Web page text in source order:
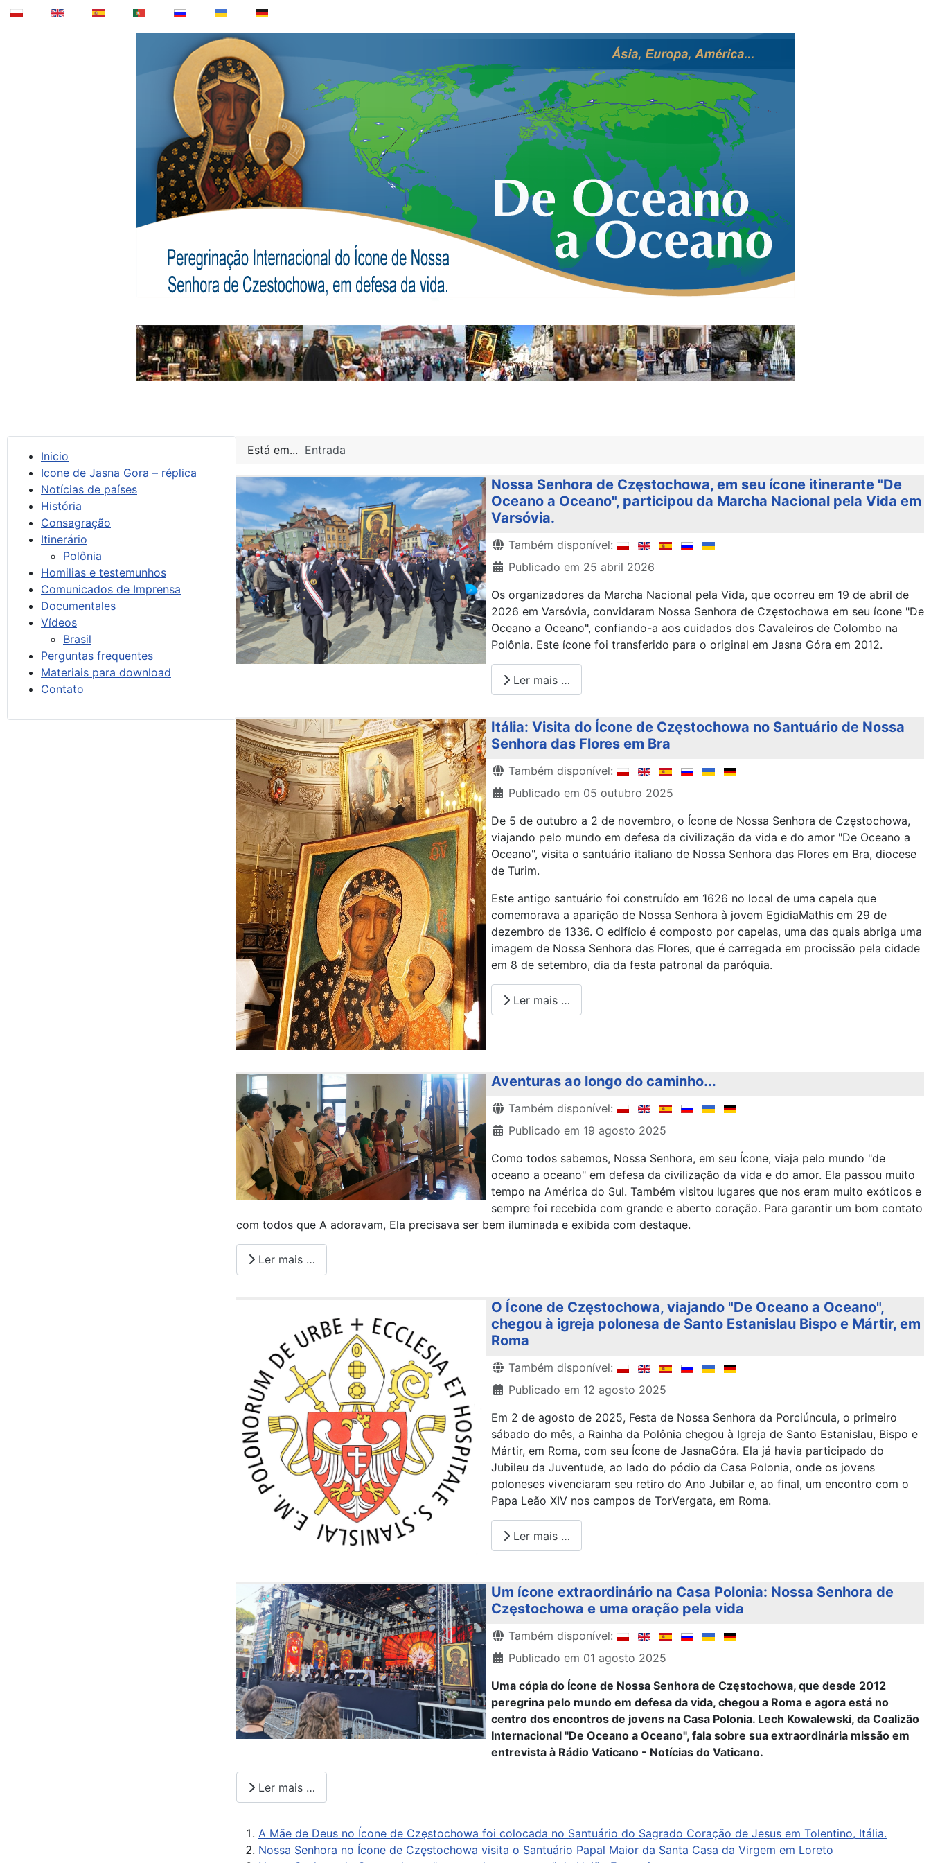
Inicio
Icone de Jasna Gora – réplica
Notícias de países
História
Consagração
Itinerário
Polônia
Homilias e testemunhos
Comunicados de Imprensa
Documentales
Vídeos
Brasil
Perguntas frequentes
Materiais para download
Contato
Está em... Entrada
Nossa Senhora de Częstochowa, em seu ícone itinerante "De
Oceano a Oceano", participou da Marcha Nacional pela Vida em
Varsóvia.
Detalhes
Também disponível:
Publicado em 25 abril 2026
Os organizadores da Marcha Nacional pela Vida, que ocorreu em 19 de abril de
2026 em Varsóvia, convidaram Nossa Senhora de Częstochowa em seu ícone "De
Oceano a Oceano", confiando-a aos cuidados dos Cavaleiros de Colombo na
Polônia. Este ícone foi transferido para o original em Jasna Góra em 2012.
Ler mais …
Itália: Visita do Ícone de Częstochowa no Santuário de Nossa
Senhora das Flores em Bra
Detalhes
Também disponível:
Publicado em 05 outubro 2025
De 5 de outubro a 2 de novembro, o Ícone de Nossa Senhora de Częstochowa,
viajando pelo mundo em defesa da civilização da vida e do amor "De Oceano a
Oceano", visita o santuário italiano de Nossa Senhora das Flores em Bra, diocese
de Turim.
Este antigo santuário foi construído em 1626 no local de uma capela que
comemorava a aparição de Nossa Senhora à jovem EgidiaMathis em 29 de
dezembro de 1336. O edifício é composto por capelas, uma das quais abriga uma
imagem de Nossa Senhora das Flores, que é carregada em procissão pela cidade
em 8 de setembro, dia da festa patronal da paróquia.
Ler mais …
Aventuras ao longo do caminho...
Detalhes
Também disponível:
Publicado em 19 agosto 2025
Como todos sabemos, Nossa Senhora, em seu Ícone, viaja pelo mundo "de
oceano a oceano" em defesa da civilização da vida e do amor. Ela passou muito
tempo na América do Sul. Também visitou lugares que nos eram muito exóticos e
sempre foi recebida com grande e aberto coração. Para garantir um bom contato
com todos que A adoravam, Ela precisava ser bem iluminada e exibida com destaque.
Ler mais …
O Ícone de Częstochowa, viajando "De Oceano a Oceano",
chegou à igreja polonesa de Santo Estanislau Bispo e Mártir, em
Roma
Detalhes
Também disponível:
Publicado em 12 agosto 2025
Em 2 de agosto de 2025, Festa de Nossa Senhora da Porciúncula, o primeiro
sábado do mês, a Rainha da Polônia chegou à Igreja de Santo Estanislau, Bispo e
Mártir, em Roma, com seu Ícone de JasnaGóra. Ela já havia participado do
Jubileu da Juventude, ao lado do pódio da Casa Polonia, onde os jovens
poloneses vivenciaram seu retiro do Ano Jubilar e, ao final, um encontro com o
Papa Leão XIV nos campos de TorVergata, em Roma.
Ler mais …
Um ícone extraordinário na Casa Polonia: Nossa Senhora de
Częstochowa e uma oração pela vida
Detalhes
Também disponível:
Publicado em 01 agosto 2025
Uma cópia do Ícone de Nossa Senhora de Częstochowa, que desde 2012
peregrina pelo mundo em defesa da vida, chegou a Roma e agora está no
centro dos encontros de jovens na Casa Polonia. Lech Kowalewski, da Coalizão
Internacional "De Oceano a Oceano", fala sobre sua extraordinária missão em
entrevista à Rádio Vaticano - Notícias do Vaticano.
Ler mais …
A Mãe de Deus no Ícone de Częstochowa foi colocada no Santuário do Sagrado Coração de Jesus em Tolentino, Itália.
Nossa Senhora no Ícone de Częstochowa visita o Santuário Papal Maior da Santa Casa da Virgem em Loreto